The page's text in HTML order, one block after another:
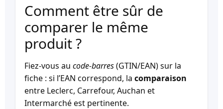
Comment être sûr de
comparer le même
produit ?
Fiez-vous au code-barres(GTIN/EAN) sur la
fiche : si l’EAN correspond, la comparaison
entre Leclerc, Carrefour, Auchan et
Intermarché est pertinente.